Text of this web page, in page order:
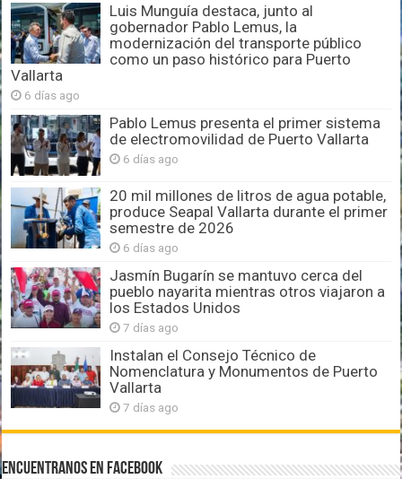
Luis Munguía destaca, junto al
gobernador Pablo Lemus, la
modernización del transporte público
como un paso histórico para Puerto
Vallarta
6 días ago
Pablo Lemus presenta el primer sistema
de electromovilidad de Puerto Vallarta
6 días ago
20 mil millones de litros de agua potable,
produce Seapal Vallarta durante el primer
semestre de 2026
6 días ago
Jasmín Bugarín se mantuvo cerca del
pueblo nayarita mientras otros viajaron a
los Estados Unidos
7 días ago
Instalan el Consejo Técnico de
Nomenclatura y Monumentos de Puerto
Vallarta
7 días ago
Encuentranos en Facebook